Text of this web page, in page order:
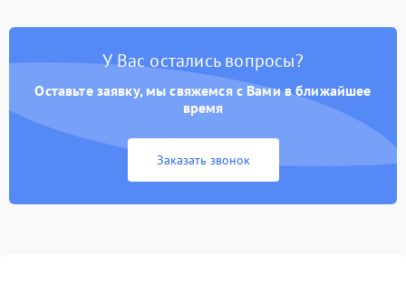
У Вас остались вопросы?
Оставьте заявку, мы свяжемся с Вами в ближайшее
время
Заказать звонок